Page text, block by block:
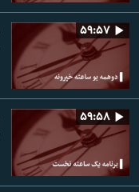
۵۹:۵۷
۵۹:۵۸